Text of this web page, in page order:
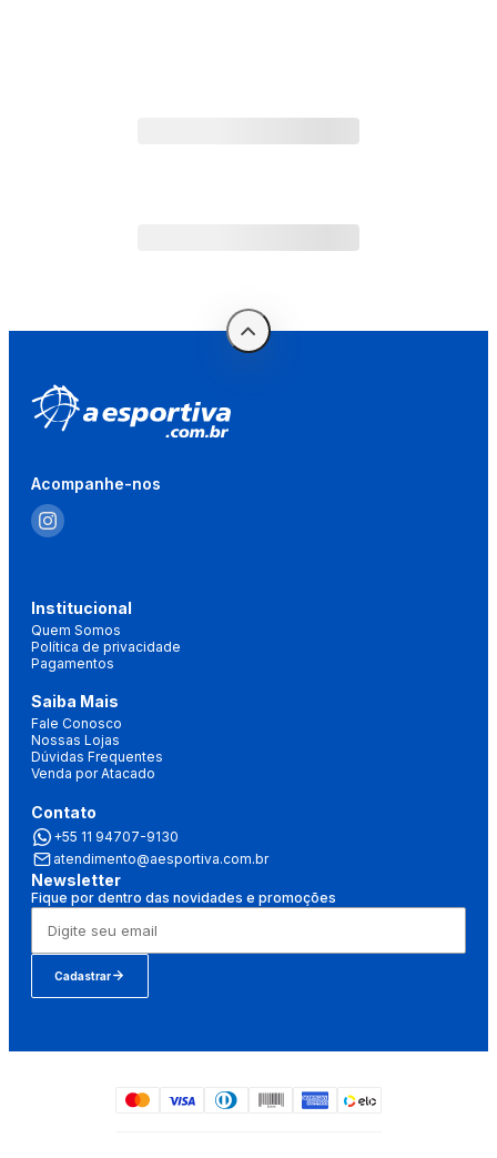
Acompanhe-nos
Institucional
Quem Somos
Política de privacidade
Pagamentos
Saiba Mais
Fale Conosco
Nossas Lojas
Dúvidas Frequentes
Venda por Atacado
Contato
+55 11 94707-9130
atendimento@aesportiva.com.br
Newsletter
Fique por dentro das novidades e promoções
Cadastrar